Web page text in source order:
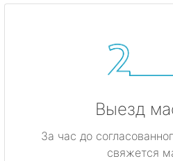
Выезд
За час до
свяжется